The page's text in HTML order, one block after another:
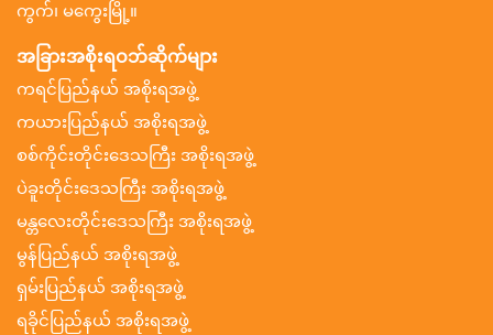
ကွက်၊ မကွေးမြို့။
အခြားအစိုးရဝဘ်ဆိုက်များ
ကရင်ပြည်နယ် အစိုးရအဖွဲ့
ကယားပြည်နယ် အစိုးရအဖွဲ့
စစ်ကိုင်းတိုင်းဒေသကြီး အစိုးရအဖွဲ့
ပဲခူးတိုင်းဒေသကြီး အစိုးရအဖွဲ့
မန္တလေးတိုင်းဒေသကြီး အစိုးရအဖွဲ့
မွန်ပြည်နယ် အစိုးရအဖွဲ့
ရှမ်းပြည်နယ် အစိုးရအဖွဲ့
ရခိုင်ပြည်နယ် အစိုးရအဖွဲ့